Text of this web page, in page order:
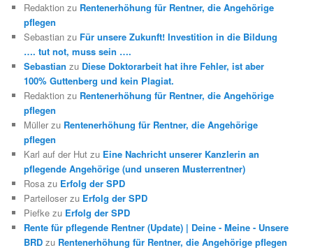
Redaktion zu Rentenerhöhung für Rentner, die Angehörige
pflegen
Sebastian zu Für unsere Zukunft! Investition in die Bildung
…. tut not, muss sein ….
Sebastian zu Diese Doktorarbeit hat ihre Fehler, ist aber
100% Guttenberg und kein Plagiat.
Redaktion zu Rentenerhöhung für Rentner, die Angehörige
pflegen
Müller zu Rentenerhöhung für Rentner, die Angehörige
pflegen
Karl auf der Hut zu Eine Nachricht unserer Kanzlerin an
pflegende Angehörige (und unseren Musterrentner)
Rosa zu Erfolg der SPD
Parteiloser zu Erfolg der SPD
Piefke zu Erfolg der SPD
Rente für pflegende Rentner (Update) | Deine - Meine - Unsere
BRD zu Rentenerhöhung für Rentner, die Angehörige pflegen